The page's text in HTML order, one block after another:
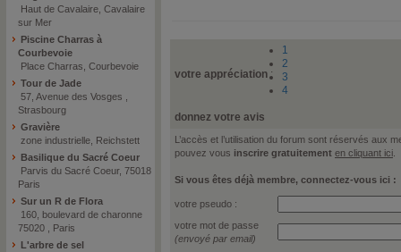
Haut de Cavalaire, Cavalaire
sur Mer
Piscine Charras à
Courbevoie
Place Charras, Courbevoie
Tour de Jade
57, Avenue des Vosges ,
Strasbourg
Gravière
zone industrielle, Reichstett
Basilique du Sacré Coeur
Parvis du Sacré Coeur, 75018
Paris
Sur un R de Flora
160, boulevard de charonne
75020 , Paris
L'arbre de sel
votre appréciation:
1
2
3
4
donnez votre avis
L’accès et l’utilisation du forum sont réservés aux
pouvez vous inscrire gratuitement en cliquant ici
Si vous êtes déjà membre, connectez-vous ici :
votre pseudo :
votre mot de passe
(envoyé par email)